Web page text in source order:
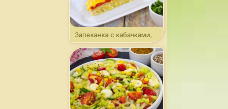
Запеканка с кабачками,
фаршем и томатами